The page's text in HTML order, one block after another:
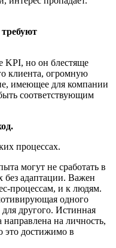
KPI, но он блестяще
клиента, огромную
имеющее для компании
соответствующим
процессах.
могут не сработать в
без адаптации. Важен
процессам, и к людям.
одного
другого. Истинная
направлена на личность,
это достижимо в